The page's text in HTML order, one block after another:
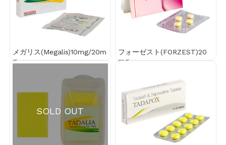
メガリス(Megalis)10mg/20m
g
フォーゼスト(FORZEST)20
mg
SOLD OUT